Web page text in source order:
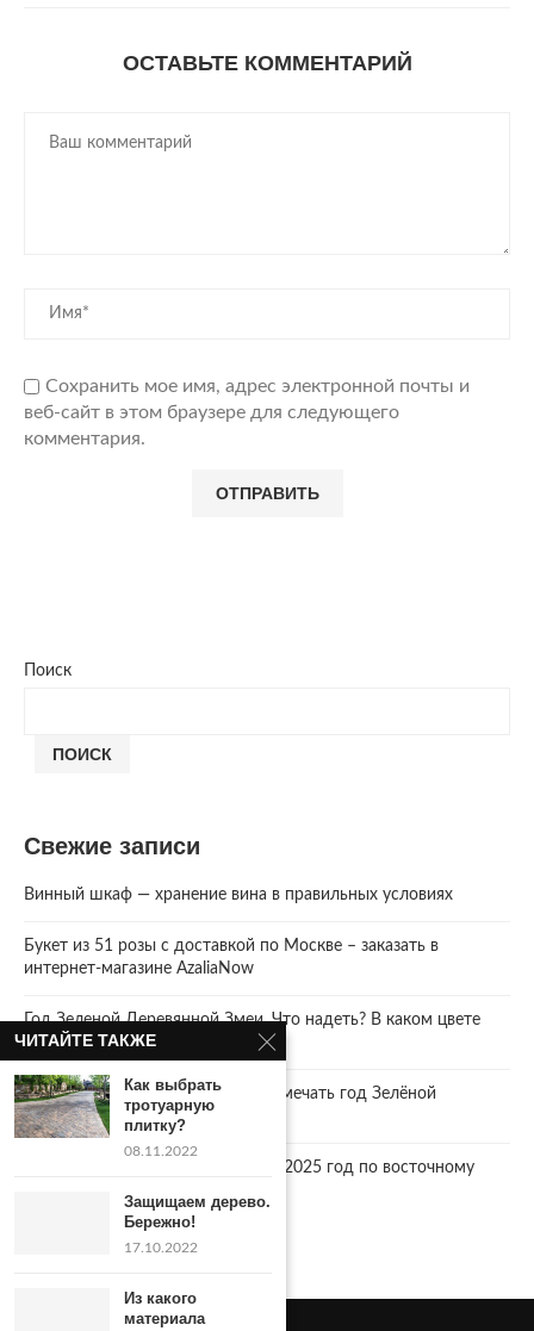
ОСТАВЬТЕ КОММЕНТАРИЙ
Сохранить мое имя, адрес электронной почты и
веб-сайт в этом браузере для следующего
комментария.
Поиск
ПОИСК
Свежие записи
Винный шкаф — хранение вина в правильных условиях
Букет из 51 розы с доставкой по Москве – заказать в
интернет-магазине AzaliaNow
Год Зеленой Деревянной Змеи. Что надеть? В каком цвете
встречать 2025 Новый год.
2025 год. Где и как правильно отмечать год Зелёной
Деревянной Змеи
Что год грядущий нам готовит… 2025 год по восточному
ЧИТАЙТЕ ТАКЖЕ
Как выбрать
тротуарную
плитку?
08.11.2022
Защищаем дерево.
Бережно!
17.10.2022
Из какого
материала